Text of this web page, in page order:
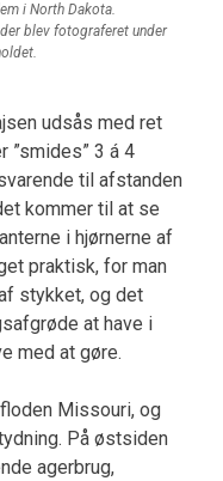
i North Dakota.
blev fotograferet under
udsås med ret
3 á 4
til afstanden
kommer til at se
i hjørnerne af
praktisk, for man
stykket, og det
at have i
med at gøre.
Missouri, og
På østsiden
agerbrug,